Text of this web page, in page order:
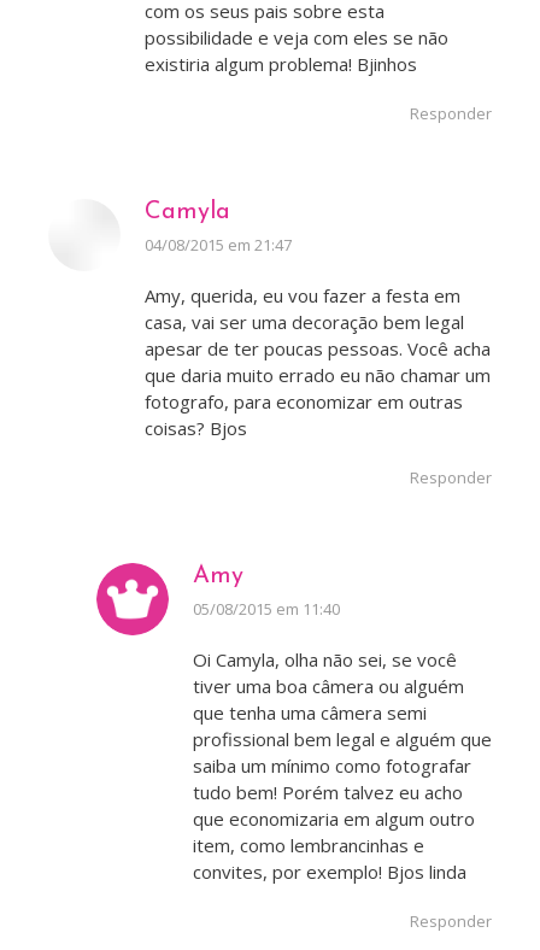
com os seus pais sobre esta
possibilidade e veja com eles se não
existiria algum problema! Bjinhos
Responder
Camyla
disse:
04/08/2015 em 21:47
Amy, querida, eu vou fazer a festa em
casa, vai ser uma decoração bem legal
apesar de ter poucas pessoas. Você acha
que daria muito errado eu não chamar um
fotografo, para economizar em outras
coisas? Bjos
Responder
Amy
disse:
05/08/2015 em 11:40
Oi Camyla, olha não sei, se você
tiver uma boa câmera ou alguém
que tenha uma câmera semi
profissional bem legal e alguém que
saiba um mínimo como fotografar
tudo bem! Porém talvez eu acho
que economizaria em algum outro
item, como lembrancinhas e
convites, por exemplo! Bjos linda
Responder